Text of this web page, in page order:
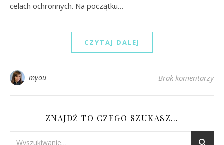
celach ochronnych. Na początku…
CZYTAJ DALEJ
myou Brak komentarzy
ZNAJDŹ TO CZEGO SZUKASZ…